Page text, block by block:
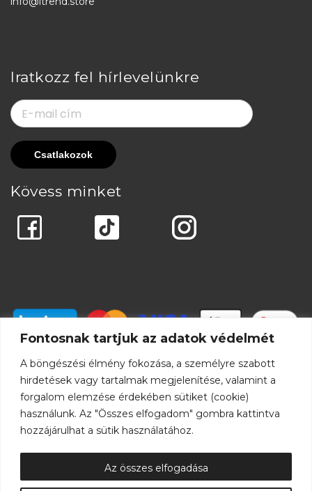
Fontosnak tartjuk az adatok védelmét
A böngészési élmény fokozása, a személyre szabott
hirdetések vagy tartalmak megjelenítése, valamint a
forgalom elemzése érdekében sütiket (cookie)
használunk. Az "Összes elfogadom" gombra kattintva
hozzájárulhat a sütik használatához.
Az összes elfogadása
Iratkozz fel hírlevelünkre
Kövess minket